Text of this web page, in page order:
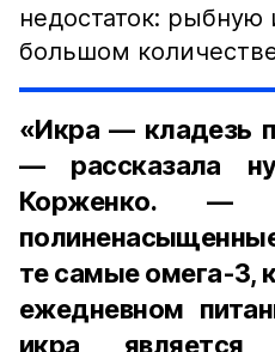
недостаток: рыбную
большом
«Икра — кладезь
— рассказала
Корженко. —
те самые омега-3,
ежедневном
икра является